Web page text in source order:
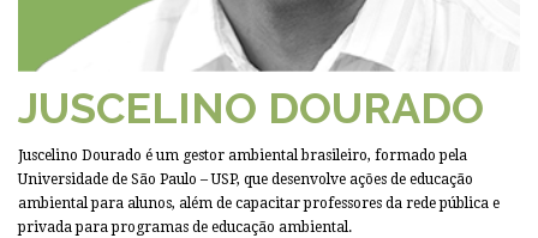
JUSCELINO DOURADO
Juscelino Dourado é um gestor ambiental brasileiro, formado pela
Universidade de São Paulo – USP, que desenvolve ações de educação
ambiental para alunos, além de capacitar professores da rede pública e
privada para programas de educação ambiental.